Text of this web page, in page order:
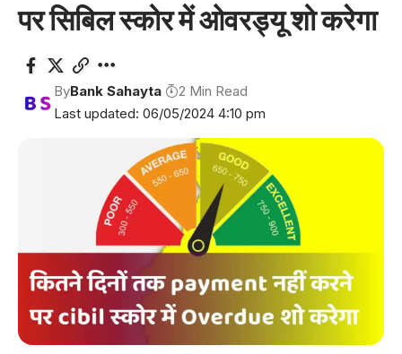
पर सिबिल स्कोर में ओवरड्यू शो करेगा
Last updated: 06/05/2024 4:10 pm
ByBank Sahayta 2 Min Read